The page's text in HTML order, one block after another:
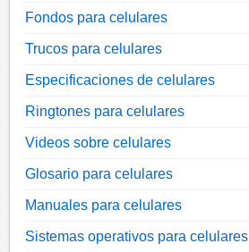
Fondos para celulares
Trucos para celulares
Especificaciones de celulares
Ringtones para celulares
Videos sobre celulares
Glosario para celulares
Manuales para celulares
Sistemas operativos para celulares